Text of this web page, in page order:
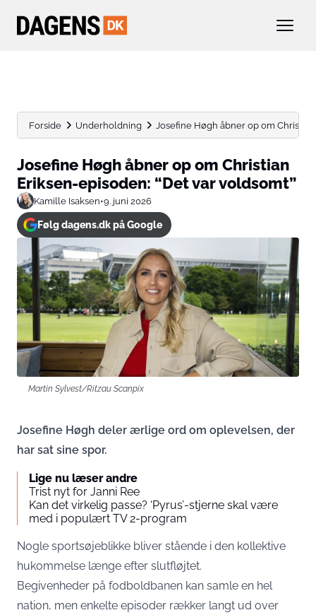
Forside Underholdning Josefine Høgh åbner op om
Josefine Høgh åbner op om Christian
Eriksen-episoden: “Det var voldsomt”
Kamille Isaksen•9. juni 2026
Følg dagens.dk på Google
Martin Sylvest/Ritzau Scanpix
Josefine Høgh deler ærlige ord om oplevelsen, der
har sat sine spor.
Lige nu læser andre
Trist nyt for Janni Ree
Kan det virkelig passe? ‘Pyrus’-stjerne skal være
med i populært TV 2-program
Nogle sportsøjeblikke bliver stående i den kollektive
hukommelse længe efter slutfløjtet.
Begivenheder på fodboldbanen kan samle en hel
nation, men enkelte episoder rækker langt ud over